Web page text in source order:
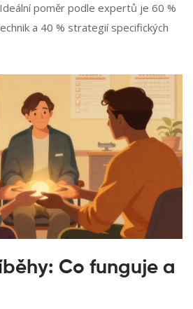
poměr podle expertů je 60 %
a 40 % strategií specifických
Co funguje a